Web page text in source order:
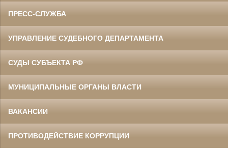
ПРЕСС-СЛУЖБА
УПРАВЛЕНИЕ СУДЕБНОГО ДЕПАРТАМЕНТА
СУДЫ СУБЪЕКТА РФ
МУНИЦИПАЛЬНЫЕ ОРГАНЫ ВЛАСТИ
ВАКАНСИИ
ПРОТИВОДЕЙСТВИЕ КОРРУПЦИИ